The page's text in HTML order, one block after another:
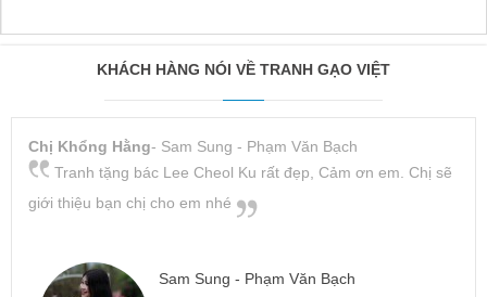
KHÁCH HÀNG NÓI VỀ TRANH GẠO VIỆT
Chị Khổng Hằng- Sam Sung - Phạm Văn Bạch
Tranh tặng bác Lee Cheol Ku rất đẹp, Cảm ơn em. Chị sẽ
giới thiệu bạn chị cho em nhé
Sam Sung - Phạm Văn Bạch